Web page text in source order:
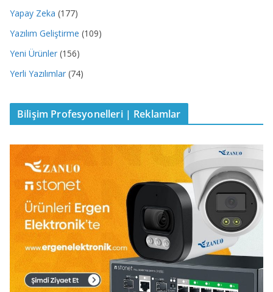
Yapay Zeka (177)
Yazılım Geliştirme (109)
Yeni Ürünler (156)
Yerli Yazılımlar (74)
Bilişim Profesyonelleri | Reklamlar